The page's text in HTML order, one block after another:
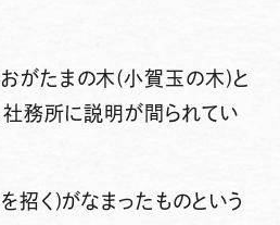
おがたまの木(小賀玉の木)と
社務所に説明が間られてい
招く)がなまったものという